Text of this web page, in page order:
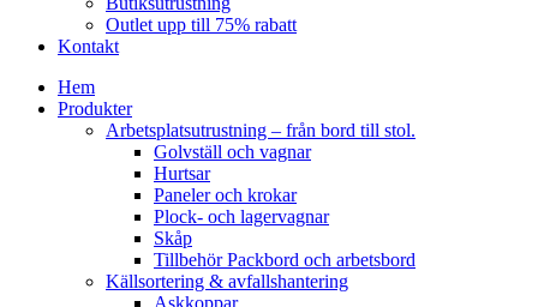
Outlet upp till 75% rabatt
Kontakt
Hem
Produkter
Arbetsplatsutrustning – från bord till stol.
Golvställ och vagnar
Hurtsar
Paneler och krokar
Plock- och lagervagnar
Skåp
Tillbehör Packbord och arbetsbord
Källsortering & avfallshantering
Askkoppar